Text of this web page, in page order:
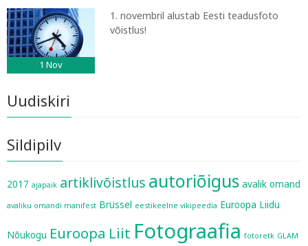
1 Nov
1. novembril alustab Eesti teadusfoto
võistlus!
Uudiskiri
Sildipilv
2017 ajapaik artiklivõistlus autoriõigus avalik omand
avaliku omandi manifest Brüssel eestikeelne vikipeedia Euroopa Liidu
Nõukogu Euroopa Liit Fotograafia fotoretk GLAM